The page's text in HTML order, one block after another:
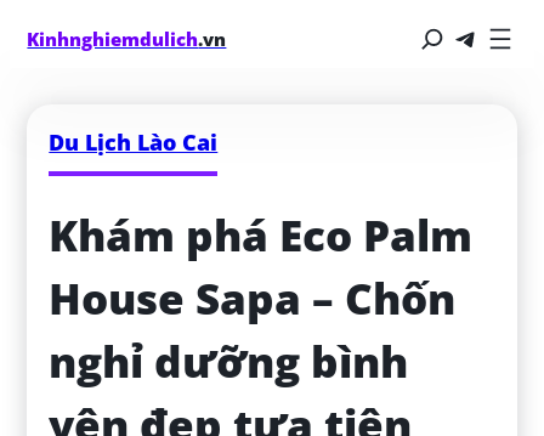
Kinhnghiemdulich.vn
Du Lịch Lào Cai
Khám phá Eco Palm
House Sapa – Chốn
nghỉ dưỡng bình